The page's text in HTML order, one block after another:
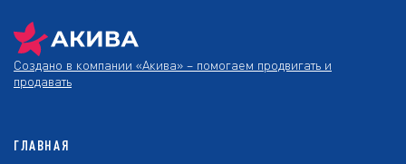
Создано в компании «Акива» – помогаем продвигать и
продавать
ГЛАВНАЯ